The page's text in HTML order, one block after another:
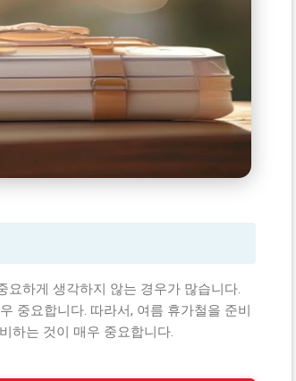
요하게 생각하지 않는 경우가 많습니다.
중요합니다. 따라서, 여름 휴가철을 준비
하는 것이 매우 중요합니다.